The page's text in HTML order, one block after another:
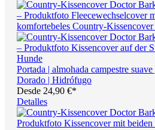
Portada | almohada campestre
Dorado | Hidrófugo
Desde 24,90 €*
Detalles